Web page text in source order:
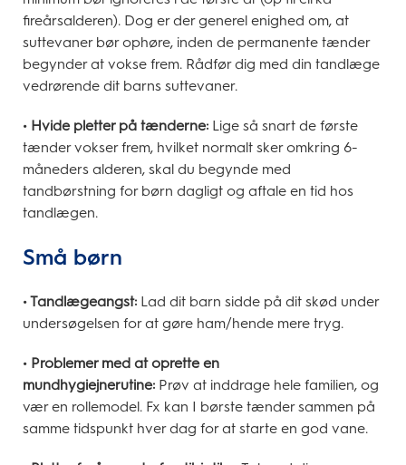
fireårsalderen). Dog er der generel enighed om, at
suttevaner bør ophøre, inden de permanente tænder
begynder at vokse frem. Rådfør dig med din tandlæge
vedrørende dit barns suttevaner.
• Hvide pletter på tænderne: Lige så snart de første
tænder vokser frem, hvilket normalt sker omkring 6-
måneders alderen, skal du begynde med
tandbørstning for børn dagligt og aftale en tid hos
tandlægen.
Små børn
• Tandlægeangst: Lad dit barn sidde på dit skød under
undersøgelsen for at gøre ham/hende mere tryg.
• Problemer med at oprette en
mundhygiejnerutine: Prøv at inddrage hele familien, og
vær en rollemodel. Fx kan I børste tænder sammen på
samme tidspunkt hver dag for at starte en god vane.